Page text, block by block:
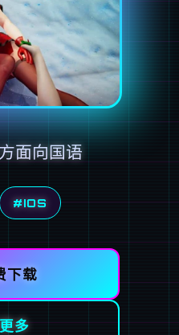
面向国语
#IOS
下载
多